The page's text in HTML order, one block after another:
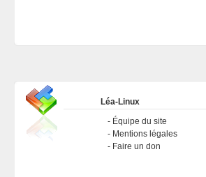
Léa-Linux
Équipe du site
Mentions légales
Faire un don